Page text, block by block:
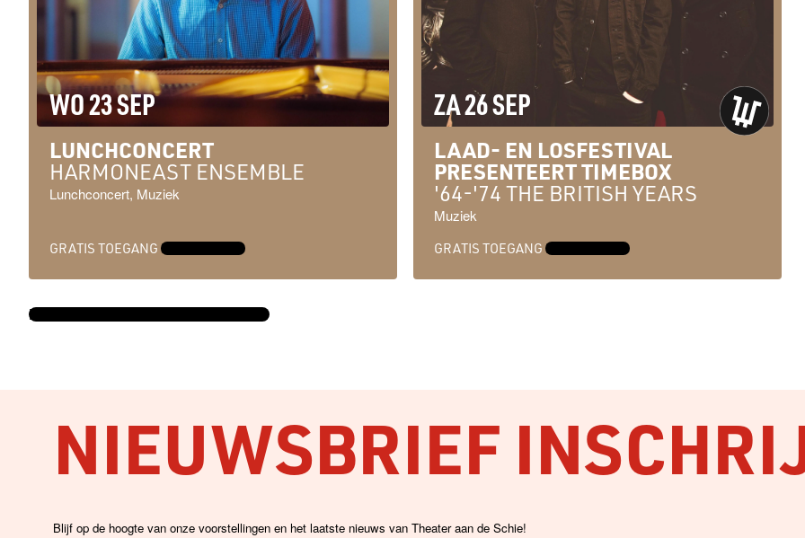
WO 23 SEP
LUNCHCONCERT
HARMONEAST ENSEMBLE
Lunchconcert, Muziek
GRATIS TOEGANGMEER INFO →
ZA 26 SEP
LAAD- EN LOSFESTIVAL
PRESENTEERT TIMEBOX
'64-'74 THE BRITISH YEARS
Muziek
GRATIS TOEGANGMEER INFO →
BEKIJK DE VOLLEDIGE AGENDA →
NIEUWSBRIEF
Blijf op de hoogte van onze voorstellingen en het laatste nieuws van Theater aan de Schie!